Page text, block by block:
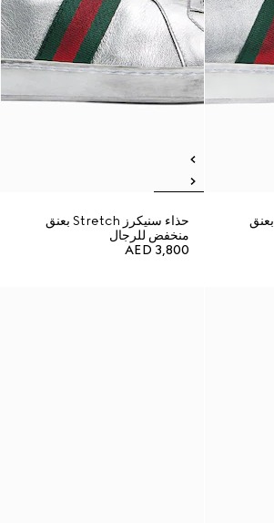
حذاء سنيكرز Stretch بعنق
حذاء سنيكرز Stretch بعنق
منخفض للرجال
AED 3,800